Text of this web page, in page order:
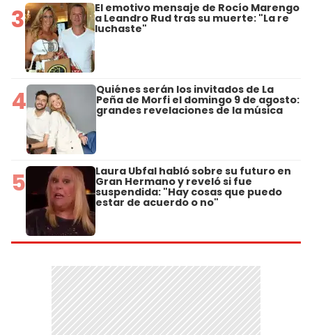
3 El emotivo mensaje de Rocío Marengo
a Leandro Rud tras su muerte: "La re
luchaste"
4 Quiénes serán los invitados de La
Peña de Morfi el domingo 9 de agosto:
grandes revelaciones de la música
5 Laura Ubfal habló sobre su futuro en
Gran Hermano y reveló si fue
suspendida: "Hay cosas que puedo
estar de acuerdo o no"